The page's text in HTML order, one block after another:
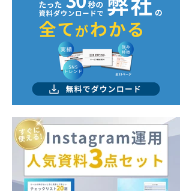
飲食店開業の際におすす
めマーケティング支援会
社まとめとして紹介され
ました